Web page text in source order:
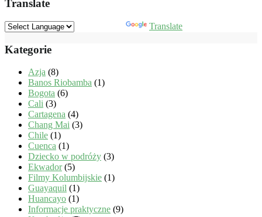
Translate
Translate
Kategorie
Azja (8)
Banos Riobamba (1)
Bogota (6)
Cali (3)
Cartagena (4)
Chang Mai (3)
Chile (1)
Cuenca (1)
Dziecko w podróży (3)
Ekwador(5)
Filmy Kolumbijskie (1)
Guayaquil (1)
Huancayo (1)
Informacje praktyczne (9)